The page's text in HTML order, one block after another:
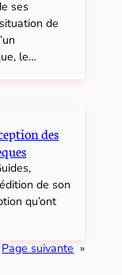
ses
de
le…
des
de son
qu’ont
Page suivante »